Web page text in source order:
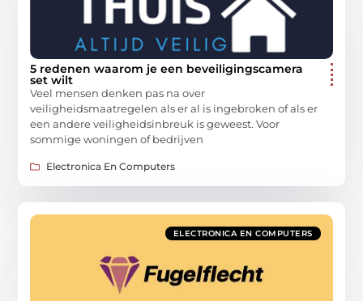
5 redenen waarom je een beveiligingscamera
set wilt
Veel mensen denken pas na over
veiligheidsmaatregelen als er al is ingebroken of als er
een andere veiligheidsinbreuk is geweest. Voor
sommige woningen of bedrijven
Electronica En Computers
ELECTRONICA EN COMPUTERS